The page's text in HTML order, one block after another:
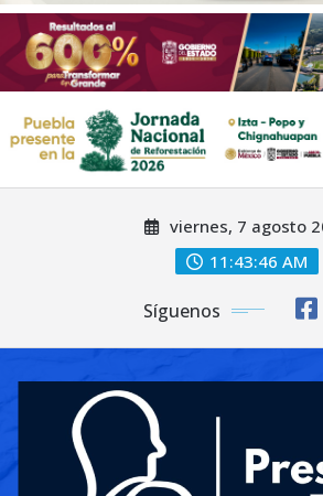
viernes, 7 agosto
11:43:48 AM
Síguenos